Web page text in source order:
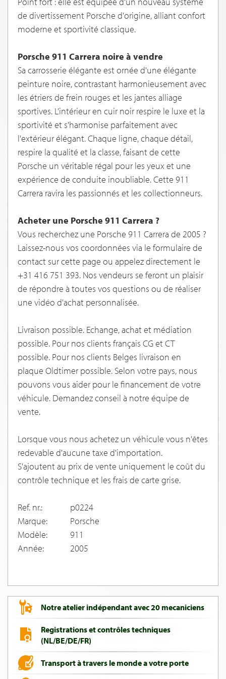
de divertissement Porsche d'origine, alliant confort
moderne et sportivité classique.
Porsche 911 Carrera noire à vendre
Sa carrosserie élégante est ornée d'une élégante
peinture noire, contrastant harmonieusement avec
les étriers de frein rouges et les jantes alliage
sportives. L'intérieur en cuir noir respire le luxe et la
sportivité et s'harmonise parfaitement avec
l'extérieur élégant. Chaque ligne, chaque détail,
respire la qualité et la classe, faisant de cette
Porsche un véritable régal pour les yeux et une
expérience de conduite inoubliable. Cette 911
Carrera ravira les passionnés et les collectionneurs.
Acheter une Porsche 911 Carrera ?
Vous recherchez une Porsche 911 Carrera de 2005 ?
Laissez-nous vos coordonnées via le formulaire de
contact sur cette page ou appelez directement le
+31 416 751 393. Nos vendeurs se feront un plaisir
de répondre à toutes vos questions ou de réaliser
une vidéo d'achat personnalisée.
Livraison possible. Echange, achat et médiation
possible. Pour nos clients français CG et CT
possible. Pour nos clients Belges livraison en
plaque Oldtimer possible. Selon votre pays, nous
pouvons vous aider pour le financement de votre
véhicule. Demandez conseil à notre équipe de
vente.
Lorsque vous nous achetez un véhicule vous n'êtes
redevable d'aucune taxe d'importation.
S'ajoutent au prix de vente uniquement le coût du
contrôle technique et les frais de carte grise.
Ref. nr.:
p0224
Marque:
Porsche
Modèle:
911
Année:
2005
Notre atelier indépendant avec 20 mecaniciens
Registrations et contrôles techniques
(NL/BE/DE/FR)
Transport à travers le monde a votre porte